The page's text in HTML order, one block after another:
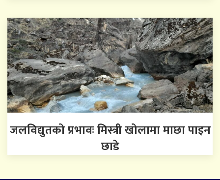
जलविद्युतको प्रभावः मिस्त्री खोलामा माछा पाइन
छाडे